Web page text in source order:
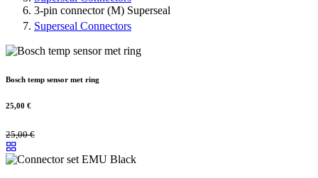
3-pin connector (M) Superseal
Superseal Connectors
Bosch temp sensor met ring
25,00 €
25,00€